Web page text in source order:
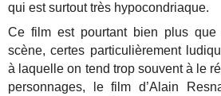
qui est surtout très hypocondriaque.
Ce film est pourtant bien plus
scène, certes particulièrement
à laquelle on tend trop souvent à le
personnages, le film d’Alain